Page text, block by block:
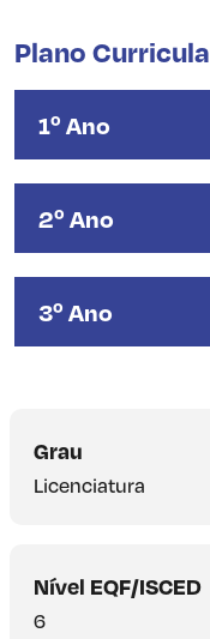
Plano
1º Ano
2º Ano
3º Ano
Grau
Licenciatura
Nível EQF/ISCED
6